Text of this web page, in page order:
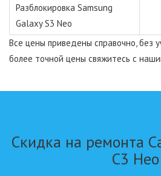
Разблокировка Samsung
Galaxy S3 Neo
Все цены приведены справочно, без
более точной цены свяжитесь с
Скидка на ремонта
С3 Нео